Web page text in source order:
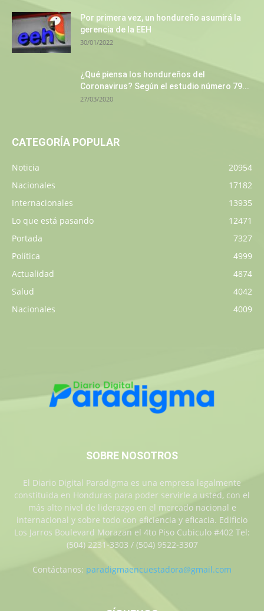
Por primera vez, un hondureño asumirá la
gerencia de la EEH
30/01/2022
¿Qué piensa los hondureños del
Coronavirus? Según el estudio número 79...
27/03/2020
CATEGORÍA POPULAR
Noticia
20954
Nacionales
17182
Internacionales
13935
Lo que está pasando
12471
Portada
7327
Política
4999
Actualidad
4874
Salud
4042
Nacionales
4009
SOBRE NOSOTROS
El Diario Digital Paradigma es una empresa legalmente
constituida en Honduras para poder servirle a usted, con el
más alto nivel de liderazgo en el mercado nacional e
internacional y sobre todo con eficiencia y eficacia. Edificio
Los Jarros Boulevard Morazan el 4to Piso Cubiculo #402 Tel:
(504) 2231-3303 / (504) 9522-3307
Contáctanos: paradigmaencuestadora@gmail.com